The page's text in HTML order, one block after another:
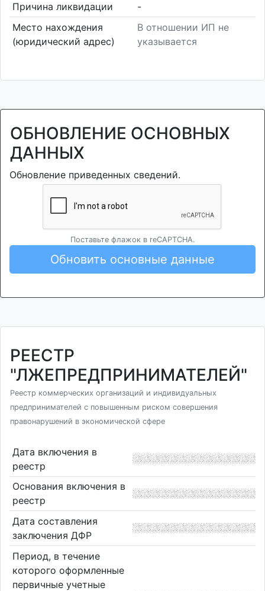
Причина ликвидации
-
Место нахождения
(юридический адрес)
В отношении ИП не
указывается
ОБНОВЛЕНИЕ ОСНОВНЫХ
ДАННЫХ
Обновление приведенных сведений.
Поставьте флажок в reCAPTCHA.
Обновить основные данные
РЕЕСТР
"ЛЖЕПРЕДПРИНИМАТЕЛЕЙ"
Реестр коммерческих организаций и индивидуальных
предпринимателей с повышенным риском совершения
правонарушений в экономической сфере
Дата включения в
реестр
Основания включения в
реестр
Дата составления
заключения ДФР
Период, в течение
которого оформленные
первичные учетные